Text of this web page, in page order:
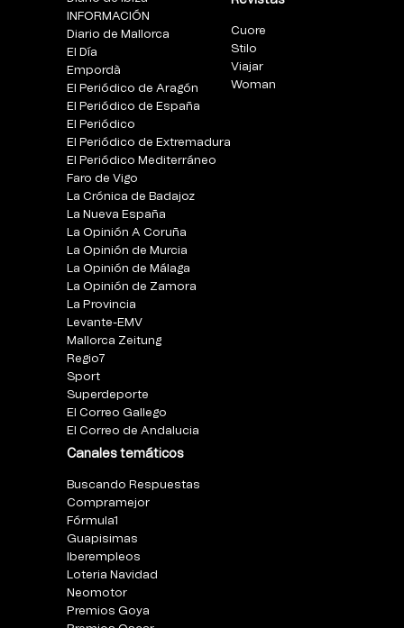
INFORMACIÓN
Diario de Mallorca
El Día
Empordà
El Periódico de Aragón
El Periódico de España
El Periódico
El Periódico de Extremadura
El Periódico Mediterráneo
Faro de Vigo
La Crónica de Badajoz
La Nueva España
La Opinión A Coruña
La Opinión de Murcia
La Opinión de Málaga
La Opinión de Zamora
La Provincia
Levante-EMV
Mallorca Zeitung
Regio7
Sport
Superdeporte
El Correo Gallego
El Correo de Andalucia
Canales temáticos
Buscando Respuestas
Compramejor
Fórmula1
Guapisimas
Iberempleos
Loteria Navidad
Neomotor
Premios Goya
Cuore
Stilo
Viajar
Woman